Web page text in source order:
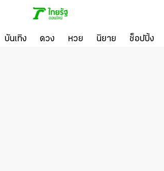
บันเทิง ดวง หวย นิยาย ช็อปปิ้ง